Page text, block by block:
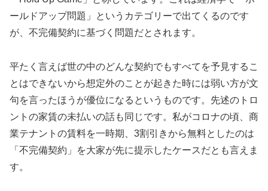
ールドアップ問題」というカテゴリーで出てくるのです
が、不完備契約に基づく問題だとされます。
平たく言えば世の中のどんな契約でもすべてを予見するこ
とはできないから想定外のことが起きた時には弱い方が文
句を言ったほうが優位になるというものです。先述のトロ
ントの家賃の未払いの話も同じです。私がコロナの頃、商
業テナントの賃料を一時期、3割引きから無料としたのは
「不完備契約」を大家が先に提示したケースだとも言えま
す。